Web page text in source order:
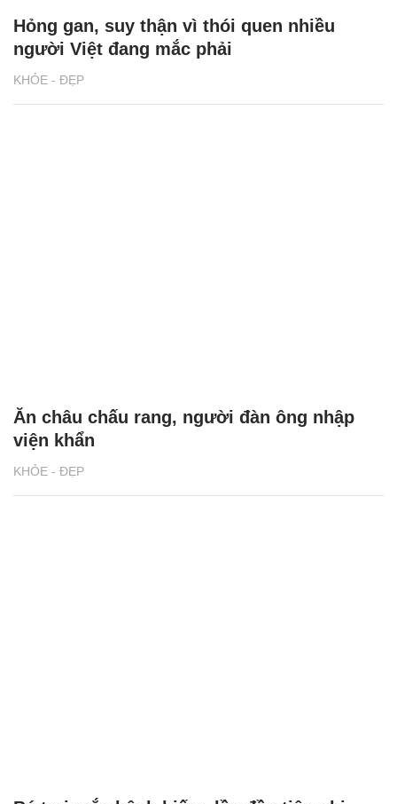
KHỎE - ĐẸP
Hỏng gan, suy thận vì thói quen nhiều
người Việt đang mắc phải
KHỎE - ĐẸP
Ăn châu chấu rang, người đàn ông nhập
viện khẩn